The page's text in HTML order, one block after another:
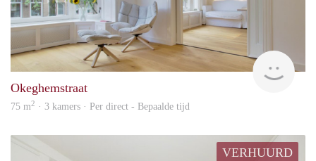
Okeghemstraat
75 m2 · 3 kamers · Per direct - Bepaalde tijd
VERHUURD